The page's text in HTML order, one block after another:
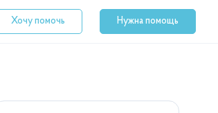
Хочу помочь Нужна помощь